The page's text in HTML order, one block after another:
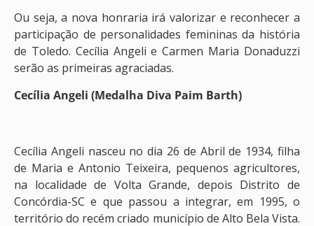
Ou seja, a nova honraria irá valorizar e reconhecer a
participação de personalidades femininas da história
de Toledo. Cecília Angeli e Carmen Maria Donaduzzi
serão as primeiras agraciadas.
Cecília Angeli (Medalha Diva Paim Barth)
Cecília Angeli nasceu no dia 26 de Abril de 1934, filha
de Maria e Antonio Teixeira, pequenos agricultores,
na localidade de Volta Grande, depois Distrito de
Concórdia-SC e que passou a integrar, em 1995, o
território do recém criado município de Alto Bela Vista.